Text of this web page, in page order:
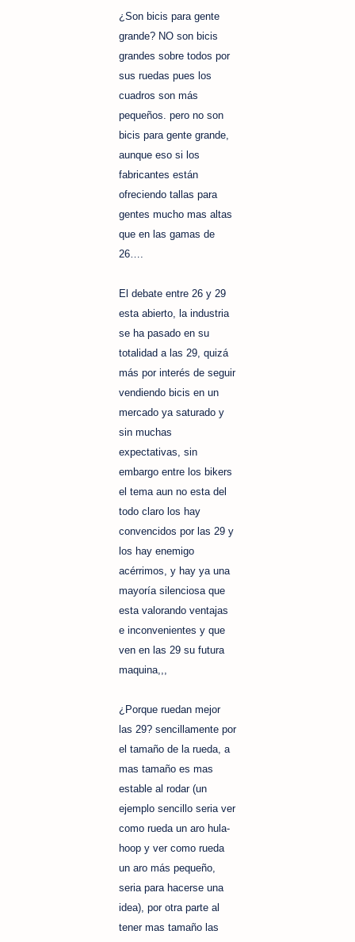
¿Son bicis para gente
grande? NO son bicis
grandes sobre todos por
sus ruedas pues los
cuadros son más
pequeños. pero no son
bicis para gente grande,
aunque eso si los
fabricantes están
ofreciendo tallas para
gentes mucho mas altas
que en las gamas de
26….
El debate entre 26 y 29
esta abierto, la industria
se ha pasado en su
totalidad a las 29, quizá
más por interés de seguir
vendiendo bicis en un
mercado ya saturado y
sin muchas
expectativas, sin
embargo entre los bikers
el tema aun no esta del
todo claro los hay
convencidos por las 29 y
los hay enemigo
acérrimos, y hay ya una
mayoría silenciosa que
esta valorando ventajas
e inconvenientes y que
ven en las 29 su futura
maquina,,,
¿Porque ruedan mejor
las 29? sencillamente por
el tamaño de la rueda, a
mas tamaño es mas
estable al rodar (un
ejemplo sencillo seria ver
como rueda un aro hula-
hoop y ver como rueda
un aro más pequeño,
seria para hacerse una
idea), por otra parte al
tener mas tamaño las